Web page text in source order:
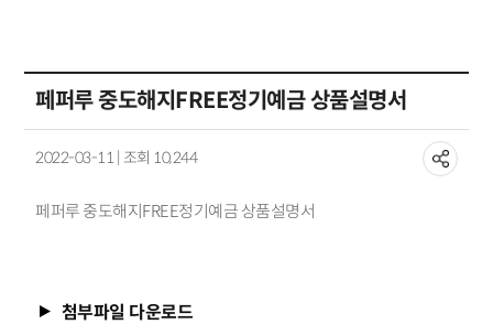
페퍼루 중도해지FREE정기예금 상품설명서
2022-03-11 | 조회 10,244
페퍼루 중도해지FREE정기예금 상품설명서
첨부파일 다운로드